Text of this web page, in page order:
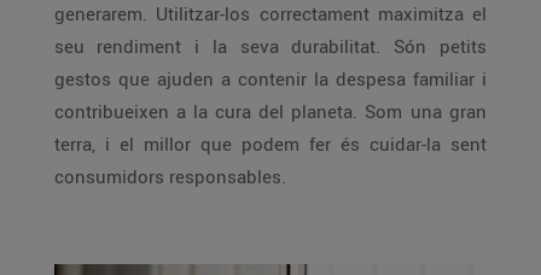
generarem. Utilitzar-los correctament maximitza el
seu rendiment i la seva durabilitat. Són petits
gestos que ajuden a contenir la despesa familiar i
contribueixen a la cura del planeta. Som una gran
terra, i el millor que podem fer és cuidar-la sent
consumidors responsables.